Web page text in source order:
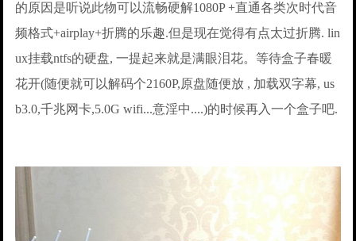
的原因是听说此物可以流畅硬解1080P +直通各类次时代音
频格式+airplay+折腾的乐趣.但是现在觉得有点太过折腾. lin
ux挂载ntfs的硬盘, 一提起来就是满眼泪花。等待盒子春暖
花开(随便就可以解码个2160P,原盘随便放 , 加载双字幕, us
b3.0,千兆网卡,5.0G wifi...意淫中....)的时候再入一个盒子吧.